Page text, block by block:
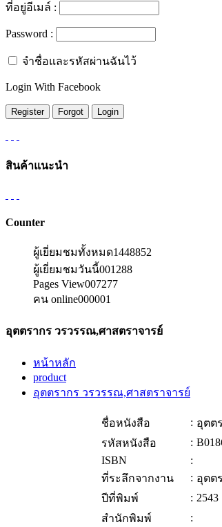
ที่อยู่อีเมล์ :
Password :
จำชื่อและรหัสผ่านฉันไว้
Login With Facebook
สินค้าแนะนำ
Counter
ผู้เยี่ยมชมทั้งหมด1448852
ผู้เยี่ยมชมวันนี้001288
Pages View007277
คน online000001
อุตตรากร วรวรรณ,ศาสตราจารย์
หน้าหลัก
product
อุตตรากร วรวรรณ,ศาสตราจารย์
ชื่อหนังสือ : อุตต
รหัสหนังสือ
:
ISBN
:
ที่ระลึกจากงาน
: อุตต
ปีที่พิมพ์
: 2543
สำนักพิมพ์
: